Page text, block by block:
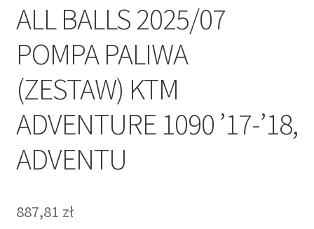
ALL BALLS 2025/07
POMPA PALIWA
(ZESTAW) KTM
ADVENTURE 1090 ’17-’18,
ADVENTU
887,81 zł